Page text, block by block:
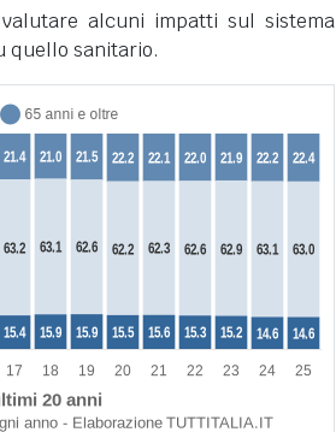
alcuni impatti sul sistema
quello sanitario.